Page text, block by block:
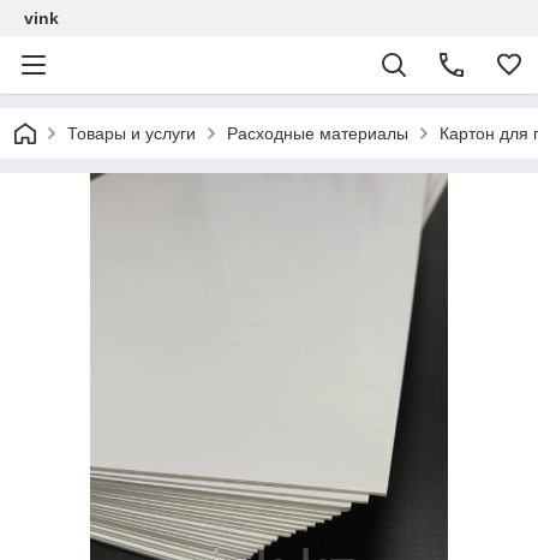
vink
Товары и услуги Расходные материалы Картон для